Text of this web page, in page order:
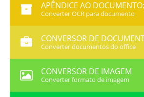
APÊNDICE AO DOCUMENTO:
Converter OCR para documento
CONVERSOR DE
Converter documentos do office
CONVERSOR DE IMAGEM
Converter formato de imagem